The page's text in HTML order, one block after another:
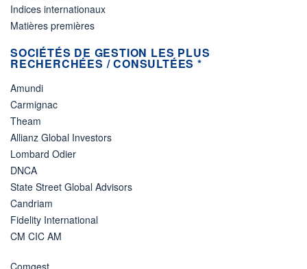
Indices internationaux
Matières premières
SOCIÉTÉS DE GESTION LES PLUS
RECHERCHÉES / CONSULTÉES *
Amundi
Carmignac
Theam
Allianz Global Investors
Lombard Odier
DNCA
State Street Global Advisors
Candriam
Fidelity International
CM CIC AM
Comgest